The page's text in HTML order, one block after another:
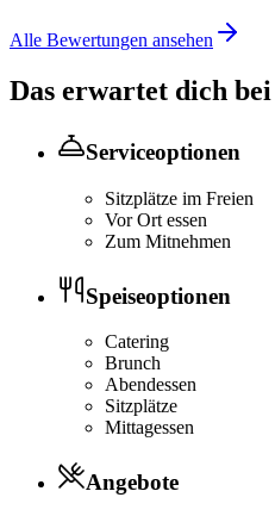
Alle Bewertungen ansehen
Das erwartet dich bei
Serviceoptionen
Sitzplätze im Freien
Vor Ort essen
Zum Mitnehmen
Speiseoptionen
Catering
Brunch
Abendessen
Sitzplätze
Mittagessen
Angebote